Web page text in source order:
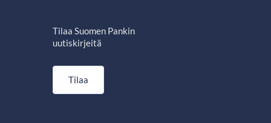
Tilaa Suomen Pankin
uutiskirjeitä
Tilaa